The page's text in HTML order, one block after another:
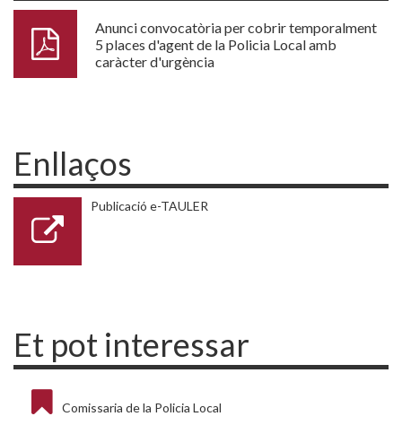
Anunci convocatòria per cobrir temporalment
5 places d'agent de la Policia Local amb
caràcter d'urgència
Enllaços
Publicació e-TAULER
Et pot interessar
Comissaria de la Policia Local